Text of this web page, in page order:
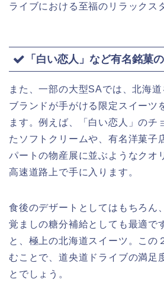
ライブにおける至福のリラックス
「白い恋人」など有名銘菓
また、一部の大型SAでは、北海
ブランドが手がける限定スイーツ
ます。例えば、「白い恋人」のチ
たソフトクリームや、有名洋菓子
パートの物産展に並ぶようなクオ
高速道路上で手に入ります。
食後のデザートとしてはもちろん
覚ましの糖分補給としても最適で
と、極上の北海道スイーツ。この
むことで、道央道ドライブの満足
とでしょう。